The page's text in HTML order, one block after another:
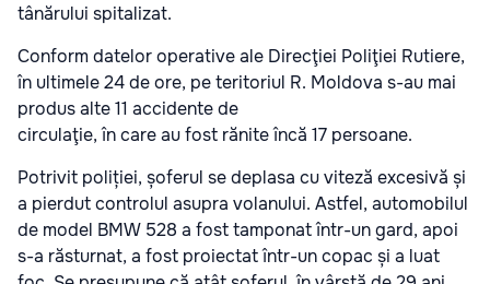
tânărului spitalizat.
Conform datelor operative ale Direcţiei Poliţiei Rutiere,
în ultimele 24 de ore, pe teritoriul R. Moldova s-au mai
produs alte 11 accidente de
circulaţie, în care au fost rănite încă 17 persoane.
Potrivit poliției, șoferul se deplasa cu viteză excesivă și
a pierdut controlul asupra volanului. Astfel, automobilul
de model BMW 528 a fost tamponat într-un gard, apoi
s-a răsturnat, a fost proiectat într-un copac și a luat